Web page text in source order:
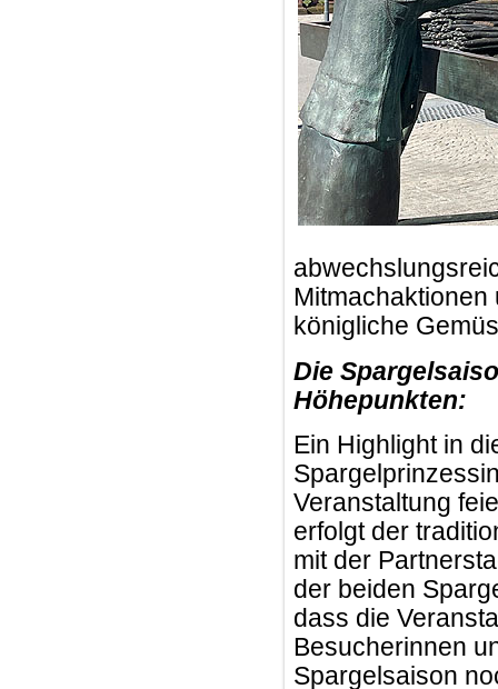
Mitmachaktionen
königliche
Die
Höhepunkten:
Ein Highlight in
Veranstaltung
erfolgt der
mit der
der beiden
dass die
Besucherinnen
Spargelsaison